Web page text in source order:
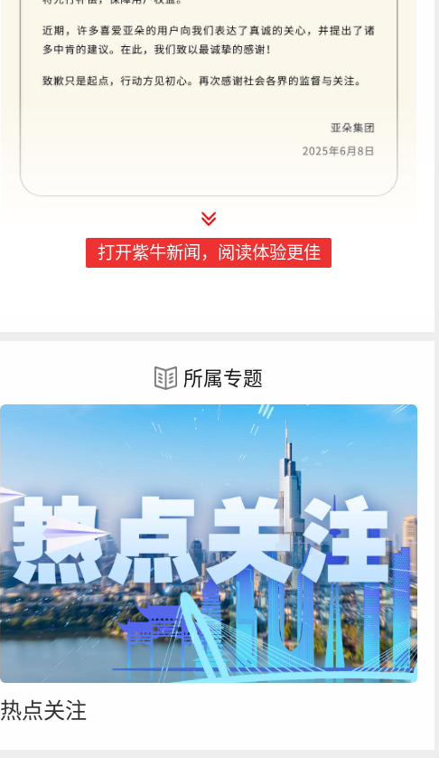
编辑 : 王丽丽
好文章，需要你的鼓励
打开紫牛新闻，阅读体验更佳
所属专题
热点关注